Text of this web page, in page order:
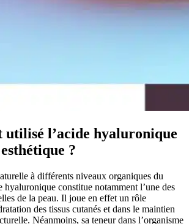
utilisé l’acide hyaluronique
?
à différents niveaux organiques du
hyaluronique constitue notamment l’une des
de la peau. Il joue en effet un rôle
des tissus cutanés et dans le maintien
Néanmoins, sa teneur dans l’organisme